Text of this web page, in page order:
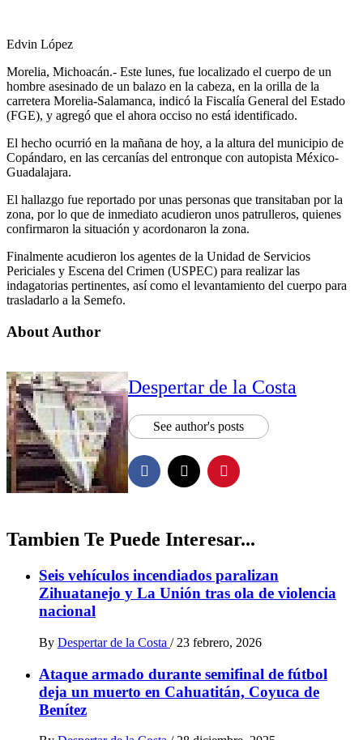
Edvin López
Morelia, Michoacán.- Este lunes, fue localizado el cuerpo de un
hombre asesinado de un balazo en la cabeza, en la orilla de la
carretera Morelia-Salamanca, indicó la Fiscalía General del Estado
(FGE), y agregó que el ahora occiso no está identificado.
El hecho ocurrió en la mañana de hoy, a la altura del municipio de
Copándaro, en las cercanías del entronque con autopista México-
Guadalajara.
El hallazgo fue reportado por unas personas que transitaban por la
zona, por lo que de inmediato acudieron unos patrulleros, quienes
confirmaron la situación y acordonaron la zona.
Finalmente acudieron los agentes de la Unidad de Servicios
Periciales y Escena del Crimen (USPEC) para realizar las
indagatorias pertinentes, así como el levantamiento del cuerpo para
trasladarlo a la Semefo.
About Author
Despertar de la Costa
See author's posts
Tambien Te Puede Interesar...
Seis vehículos incendiados paralizan
Zihuatanejo y La Unión tras ola de violencia
nacional
By Despertar de la Costa / 23 febrero, 2026
Ataque armado durante semifinal de fútbol
deja un muerto en Cahuatitán, Coyuca de
Benítez